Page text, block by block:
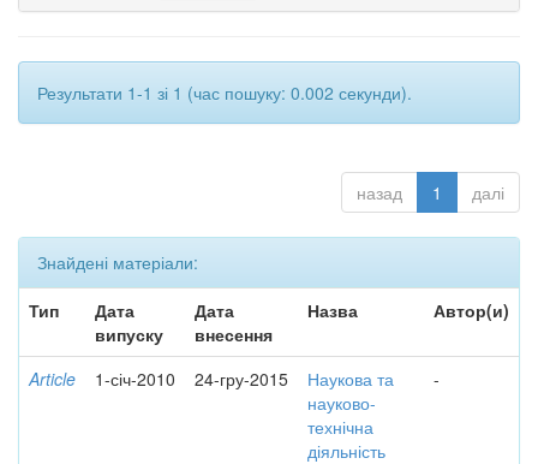
Результати 1-1 зі 1 (час пошуку: 0.002 секунди).
назад 1 далі
Знайдені матеріали:
Тип
Дата
випуску
Дата
внесення
Назва Автор(и)
Article 1-січ-2010 24-гру-2015
Наукова та
науково-
технічна
діяльність
-